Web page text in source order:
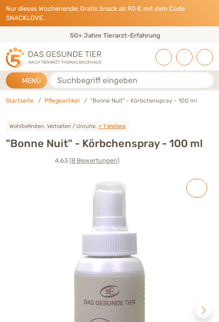
Direkt zu:
INHALT
HAUPTMENÜ
FOOTER
Nur dieses Wochenende: Gratis Snack ab 90 € mit dem Code
SNACKLOVE.
50+ Jahre Tierarzt-Erfahrung
MENÜ Suche
Startseite Pflegeartikel "Bonne Nuit" - Körbchenspray - 100 ml
Wohlbefinden, Verhalten / Unruhe,+ 1 Weitere
"Bonne Nuit" - Körbchenspray - 100 ml
4,63(8 Bewertungen)